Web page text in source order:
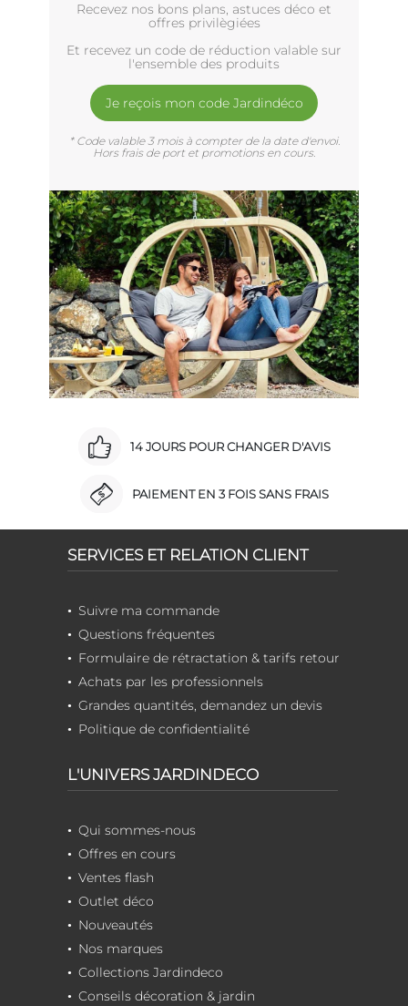
Recevez nos bons plans, astuces déco et
offres privilègiées
Et recevez un code de réduction valable sur
l'ensemble des produits
Je reçois mon code Jardindéco
* Code valable 3 mois à compter de la date d'envoi.
Hors frais de port et promotions en cours.
14 JOURS POUR CHANGER D'AVIS
PAIEMENT EN 3 FOIS SANS FRAIS
SERVICES ET RELATION CLIENT
Suivre ma commande
Questions fréquentes
Formulaire de rétractation & tarifs retour
Achats par les professionnels
Grandes quantités, demandez un devis
Politique de confidentialité
L'UNIVERS JARDINDECO
Qui sommes-nous
Offres en cours
Ventes flash
Outlet déco
Nouveautés
Nos marques
Collections Jardindeco
Conseils décoration & jardin